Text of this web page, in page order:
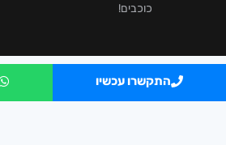
כוכבים!
התקשרו עכשיו